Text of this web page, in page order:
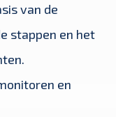
van de
stappen en het
en